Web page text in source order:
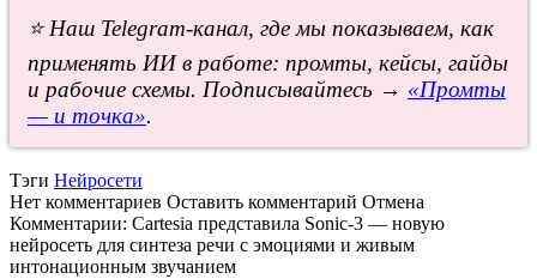
⭐ Наш Telegram-канал, где мы показываем, как
применять ИИ в работе: промты, кейсы, гайды
и рабочие схемы. Подписывайтесь → «Промты
— и точка».
Тэги Нейросети
Нет комментариев Оставить комментарий Отмена
Комментарии: Cartesia представила Sonic-3 — новую
нейросеть для синтеза речи с эмоциями и живым
интонационным звучанием